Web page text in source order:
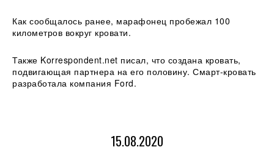
Как сообщалось ранее, марафонец пробежал 100
километров вокруг кровати.
Также Korrespondent.net писал, что создана кровать,
подвигающая партнера на его половину. Смарт-кровать
разработала компания Ford.
15.08.2020